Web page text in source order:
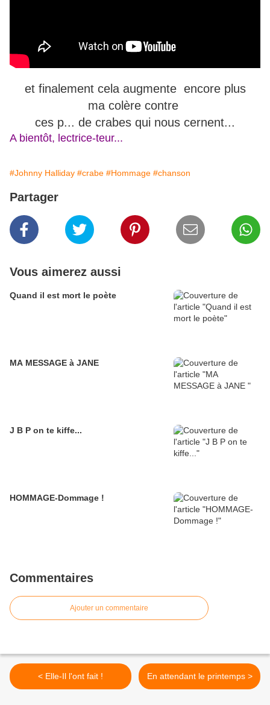
et finalement cela augmente encore plus
ma colère contre
ces p... de crabes qui nous cernent...
A bientôt, lectrice-teur...
#Johnny Halliday #crabe #Hommage #chanson
Partager
Vous aimerez aussi
Quand il est mort le poète
MA MESSAGE à JANE
J B P on te kiffe...
HOMMAGE-Dommage !
Commentaires
Ajouter un commentaire
< Elle-Il l'ont fait ! En attendant le printemps >